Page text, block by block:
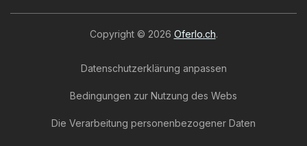
Copyright © 2026 Oferlo.ch.
Datenschutzerklärung anpassen
Bedingungen zur Nutzung des Webs
Die Verarbeitung personenbezogener Daten